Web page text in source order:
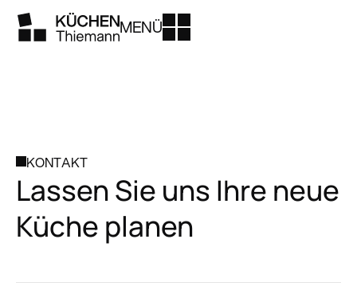
MENÜ
KONTAKT
Lassen Sie uns Ihre neue
Küche planen